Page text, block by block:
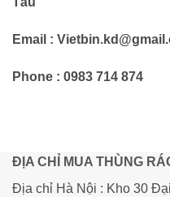
Email :
Phone : 0983 714 874
ĐỊA CHỈ MUA THÙNG
Địa chỉ Hà Nội : Kho 30